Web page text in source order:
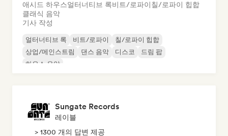
애시드 하우스얼터너티브 록비트/로파이칠/로파이 힙합
클래식 음악
기사 작성
얼터너티브 록 비트/로파이
칠/로파이 힙합
상업/메인스트림
댄스 음악 디스코
드림 팝
하우스 음악
Sungate Records
레이블
> 1300 개의 답변 제공